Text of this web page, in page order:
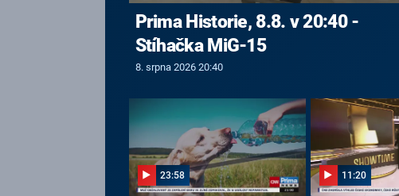
Prima Historie, 8.8. v 20:40 -
Stíhačka MiG-15
8. srpna 2026 20:40
23:58 11:20